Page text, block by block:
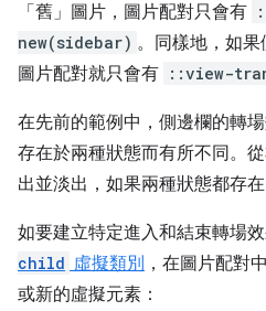
「舊」圖片，圖片配對只會有
new(sidebar) 。同樣地，如果
圖片配對就只會有 ::view-
在先前的範例中，側邊欄的轉
存在於兩種狀態而有所不同。
出並淡出，如果兩種狀態都存在
如要建立特定進入和結束轉場
child 虛擬類別 ，在圖片配對
或新的虛擬元素：